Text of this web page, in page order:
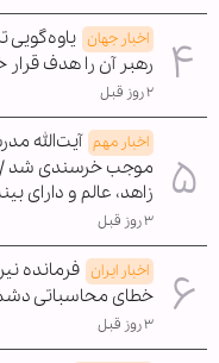
اخبار جهان یاوه‌گویی
رهبر آن را هدف قرار
۲ روز قبل
اخبار مهم آیت‌الله
موجب خرسندی شد /
زاهد، عالم و
۳ روز قبل
اخبار ایران فرمانده
خطای محاسباتی
۳ روز قبل